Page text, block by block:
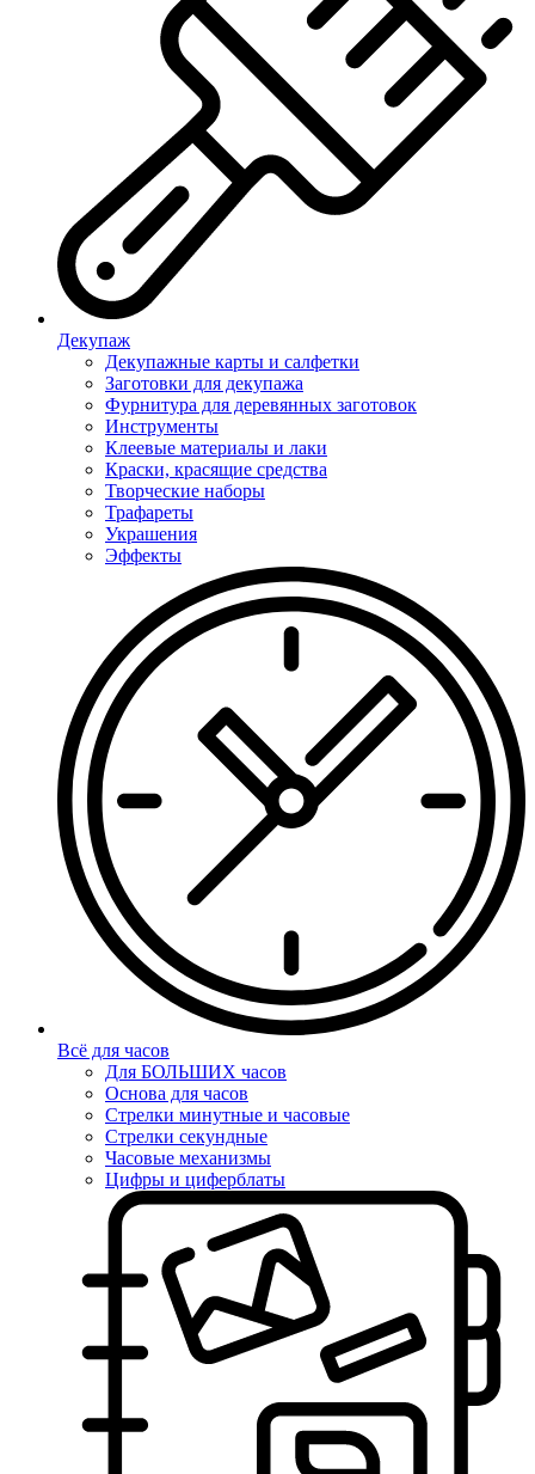
Декупаж
Декупажные карты и салфетки
Заготовки для декупажа
Фурнитура для деревянных заготовок
Инструменты
Клеевые материалы и лаки
Краски, красящие средства
Творческие наборы
Трафареты
Украшения
Эффекты
Всё для часов
Для БОЛЬШИХ часов
Основа для часов
Стрелки минутные и часовые
Стрелки секундные
Часовые механизмы
Цифры и циферблаты